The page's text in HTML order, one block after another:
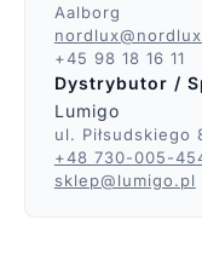
Aalborg
+45 98 18 16 11
Dystrybutor /
Lumigo
ul. Piłsudskiego
+48 730-005-
sklep@lumigo.pl